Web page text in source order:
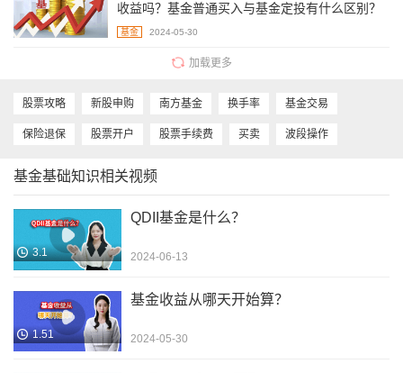
收益吗？基金普通买入与基金定投有什么区别？
基金定投选在周几最好？基金定投选什么基金比
当天有收益吗？基金转换净值收益按哪天计算？
跌？
基金 2024-05-30
加载更多
股票攻略 新股申购 南方基金 换手率 基金交易
保险退保 股票开户 股票手续费 买卖 波段操作
基金基础知识相关视频
3.1
QDII基金是什么？
2024-06-13
1.51
基金收益从哪天开始算？
2024-05-30